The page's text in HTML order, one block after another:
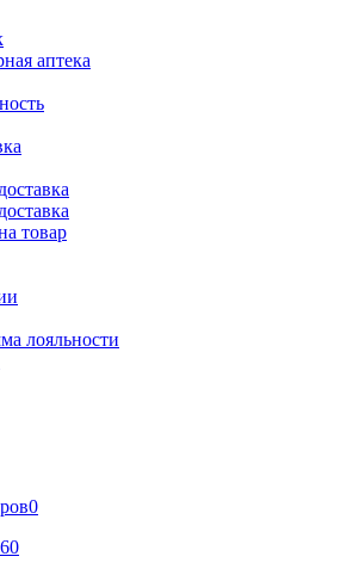
аптека
товар
лояльности
0